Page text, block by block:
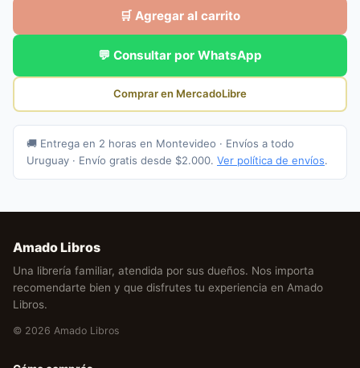
🛒 Agregar al carrito
💬 Consultar por WhatsApp
Comprar en MercadoLibre
🚚 Entrega en 2 horas en Montevideo · Envíos a todo
Uruguay · Envío gratis desde $2.000. Ver política de envíos.
Amado Libros
Una librería familiar, atendida por sus dueños. Nos importa
recomendarte bien y que disfrutes tu experiencia en Amado
Libros.
© 2026 Amado Libros